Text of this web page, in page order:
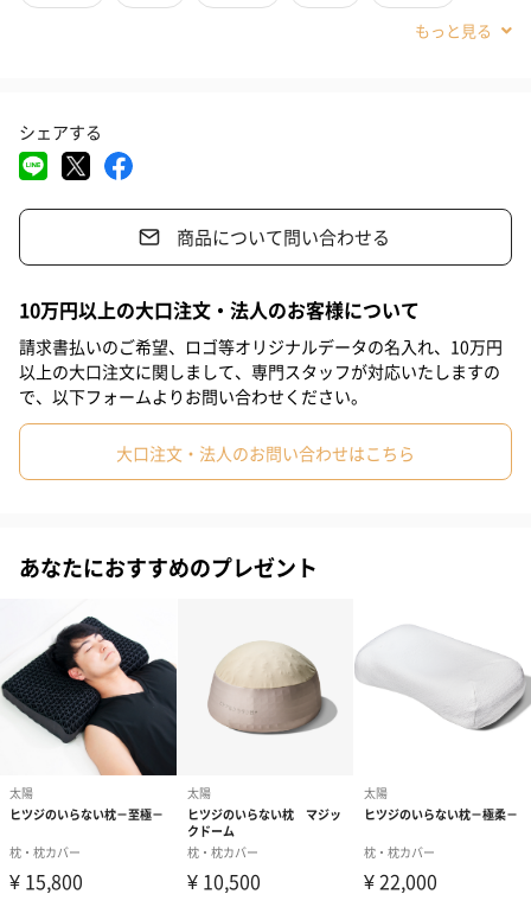
シルクは古来から人気を博す素材です。近年ではその輝きだけで
美容初心者でも簡単にケアができる上、髪や肌を労わってくれる
素材なので気を使ってお手入れしている方にもオススメです。
通気性抜群のシルクは頭部に篭った熱を効率よく発散。いつでも
快適な寝心地を実現！
頭が蒸れず、朝までサラサラ続く
「シルク」は微細な繊維が多層に重なった構造をしています。そ
かな表面をしています。髪が引っかかることなく、スムーズな寝
返りを実現します。
うるっとした素材で寝癖なし！翌朝はサラサラヘア
シルクならではのしっとりとした表面は摩擦が少なくしっとりし
た生地で快適な使い心地。『ヒツジのいらないシルクカバー』は
頭髪への摩擦ダメージからあなたの髪を守ってくれます。
#妹 #姉
#義母 #取引先男性
#母親 #彼氏
#彼女 #祖母 #祖父 #上司女性
#20代後半 #30代 #40代 #50代 #60代 #70代
#80代 #90代
シェアする
商品について問い合わせる
10万円以上の大口注文・法人のお客様について
請求書払いのご希望、ロゴ等オリジナルデータの名入れ、10万円
以上の大口注文に関しまして、専門スタッフが対応いたしますの
で、以下フォームよりお問い合わせください。
大口注文・法人のお問い合わせはこちら
あなたにおすすめのプレゼント